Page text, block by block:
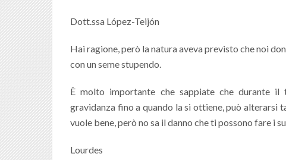
Dott.ssa López-Teijón
Hai ragione, però la natura aveva previsto che noi
con un seme stupendo.
È molto importante che sappiate che durante
gravidanza fino a quando la si ottiene, può alterarsi
vuole bene, però no sa il danno che ti possono fare i
Lourdes